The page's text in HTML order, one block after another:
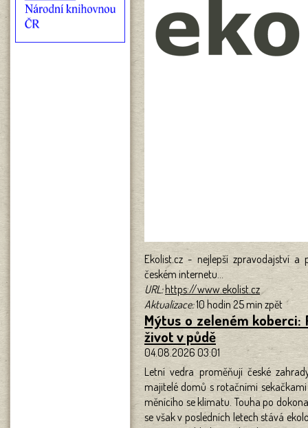
Ekolist.cz - nejlepší zpravodajství
českém internetu...
URL: https://www.ekolist.cz
Aktualizace:10 hodin 25 min zpět
Mýtus o zeleném
život v půdě
04.08.2026 03:01
Letní vedra proměňují české
majitelé domů s rotačními
měnícího se klimatu. Touha po
se však v posledních letech stává